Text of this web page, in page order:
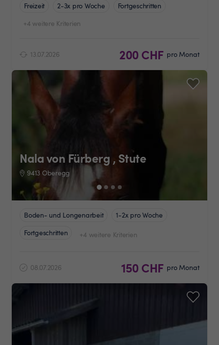
Freizeit 2-3x pro Woche
Fortgeschritten
+4 weitere Kriterien
13.07.2026 200 CHF pro Monat
Nala von Fürberg , Stute
9413 Oberegg
Boden- und Longenarbeit
1-2x pro Woche
Fortgeschritten
+4 weitere Kriterien
08.07.2026 150 CHF pro Monat